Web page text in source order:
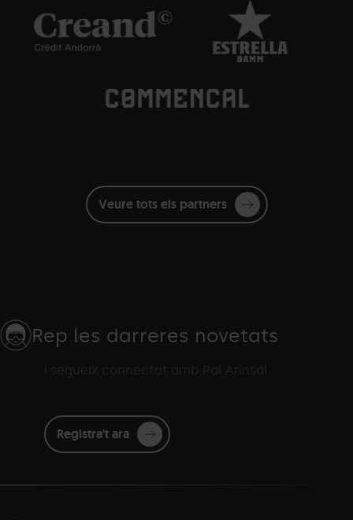
blancas_Eventos.png
Damm.png
Grandvalira
Veure tots els partners
Rep les darreres novetats
Registra't ara